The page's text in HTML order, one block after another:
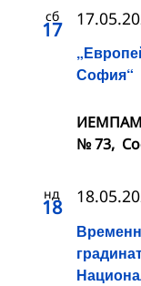
сб
17
София“
ИЕМПАМ-
№ 73,
нд
18